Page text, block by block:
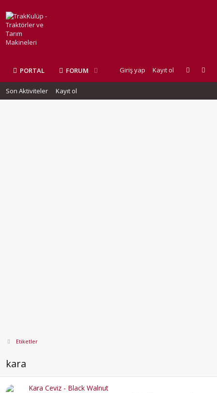
PORTAL FORUM Giriş yap Kayıt ol
Son Aktiviteler Kayıt ol
Etiketler
kara
Kara Ceviz - Black Walnut